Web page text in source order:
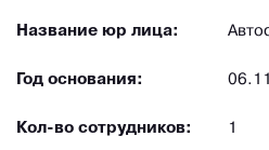
Название юр лица:
Год основания:
Кол-во сотрудников: 1